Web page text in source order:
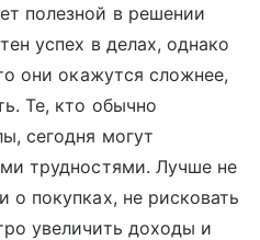
полезной в решении
успех в делах, однако
они окажутся сложнее,
Те, кто обычно
сегодня могут
трудностями. Лучше не
о покупках, не рисковать
увеличить доходы и